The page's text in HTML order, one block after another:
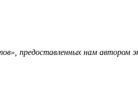
предоставленных нам автором